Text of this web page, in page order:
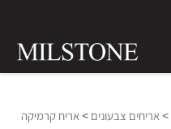
> אריחים צבעונים > אריח קרמיקה